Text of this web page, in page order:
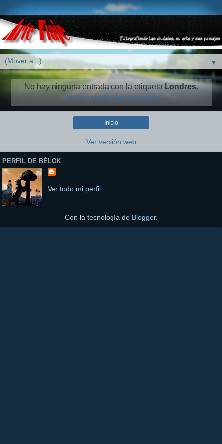
▼
No hay ninguna entrada con la etiqueta Londres.
Mostrar todas las entradas
Inicio
Ver versión web
PERFIL DE BÉLOK
Ver todo mi perfil
Con la tecnología de Blogger.